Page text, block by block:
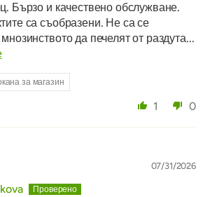
Бързо и качествено обслужване.
са съобразени. Не са се
да печелят от раздута...
за магазин
1 0
07/31/2026